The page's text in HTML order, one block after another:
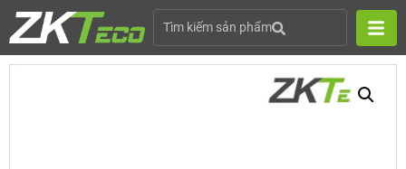
Tìm kiếm sản phẩm